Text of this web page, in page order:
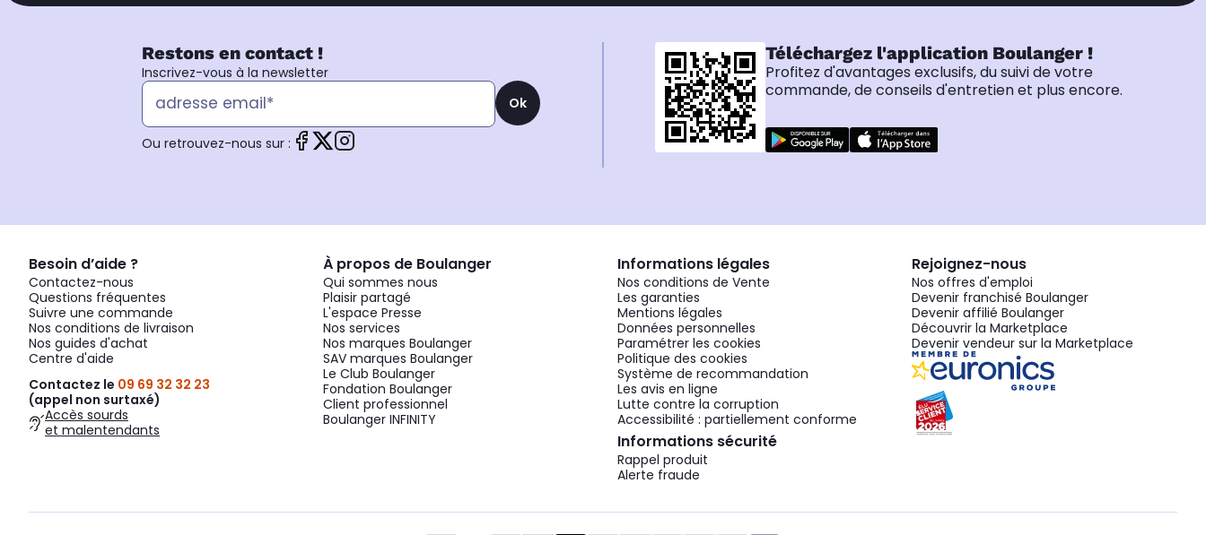
Restons en contact !
Inscrivez-vous à la newsletter
Ok
Ou retrouvez-nous sur :
Téléchargez l'application Boulanger !
Profitez d'avantages exclusifs, du suivi de votre
commande, de conseils d'entretien et plus encore.
Besoin d’aide ?
Contactez-nous
Questions fréquentes
Suivre une commande
Nos conditions de livraison
Nos guides d'achat
Centre d'aide
Contactez le 09 69 32 32 23
(appel non surtaxé)
Accès sourds
et malentendants
À propos de Boulanger
Qui sommes nous
Plaisir partagé
L'espace Presse
Nos services
Nos marques Boulanger
SAV marques Boulanger
Le Club Boulanger
Fondation Boulanger
Client professionnel
Boulanger INFINITY
Informations légales
Nos conditions de Vente
Les garanties
Mentions légales
Données personnelles
Paramétrer les cookies
Politique des cookies
Système de recommandation
Les avis en ligne
Lutte contre la corruption
Accessibilité : partiellement conforme
Informations sécurité
Rappel produit
Alerte fraude
Rejoignez-nous
Nos offres d'emploi
Devenir franchisé Boulanger
Devenir affilié Boulanger
Découvrir la Marketplace
Devenir vendeur sur la Marketplace